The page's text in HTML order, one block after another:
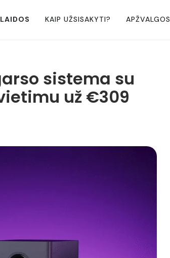
KAIP UŽSISAKYTI? APŽVALGOS
sistema su
už €309